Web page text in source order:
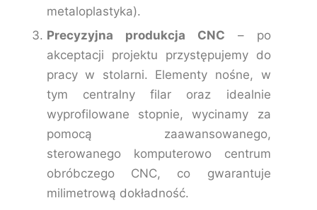
metaloplastyka).
Precyzyjna produkcja CNC – po
akceptacji projektu przystępujemy do
pracy w stolarni. Elementy nośne, w
tym centralny filar oraz idealnie
wyprofilowane stopnie, wycinamy za
pomocą zaawansowanego,
sterowanego komputerowo centrum
obróbczego CNC, co gwarantuje
milimetrową dokładność.